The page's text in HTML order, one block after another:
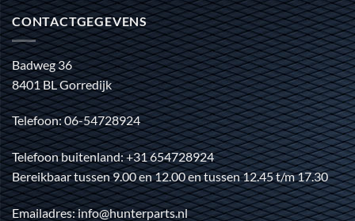
CONTACTGEGEVENS
Badweg 36
8401 BL Gorredijk
Telefoon: 06-54728924
Telefoon buitenland: +31 654728924
Bereikbaar tussen 9.00 en 12.00 en tussen 12.45 t/m 17.30
Emailadres: info@hunterparts.nl